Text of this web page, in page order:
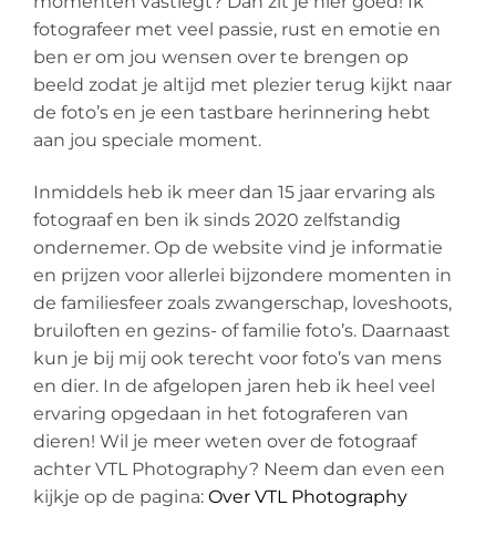
fotografeer met veel passie, rust en emotie en
ben er om jou wensen over te brengen op
beeld zodat je altijd met plezier terug kijkt naar
de foto’s en je een tastbare herinnering hebt
aan jou speciale moment.
Inmiddels heb ik meer dan 15 jaar ervaring als
fotograaf en ben ik sinds 2020 zelfstandig
ondernemer. Op de website vind je informatie
en prijzen voor allerlei bijzondere momenten in
de familiesfeer zoals zwangerschap, loveshoots,
bruiloften en gezins- of familie foto’s. Daarnaast
kun je bij mij ook terecht voor foto’s van mens
en dier. In de afgelopen jaren heb ik heel veel
ervaring opgedaan in het fotograferen van
dieren! Wil je meer weten over de fotograaf
achter VTL Photography? Neem dan even een
kijkje op de pagina: Over VTL Photography